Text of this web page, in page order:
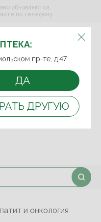
ВЫБЕРИТЕ АПТЕКУ:
пр-те, д.47
ДА
ДРУГУЮ
обновляются.
по телефону
и онкология